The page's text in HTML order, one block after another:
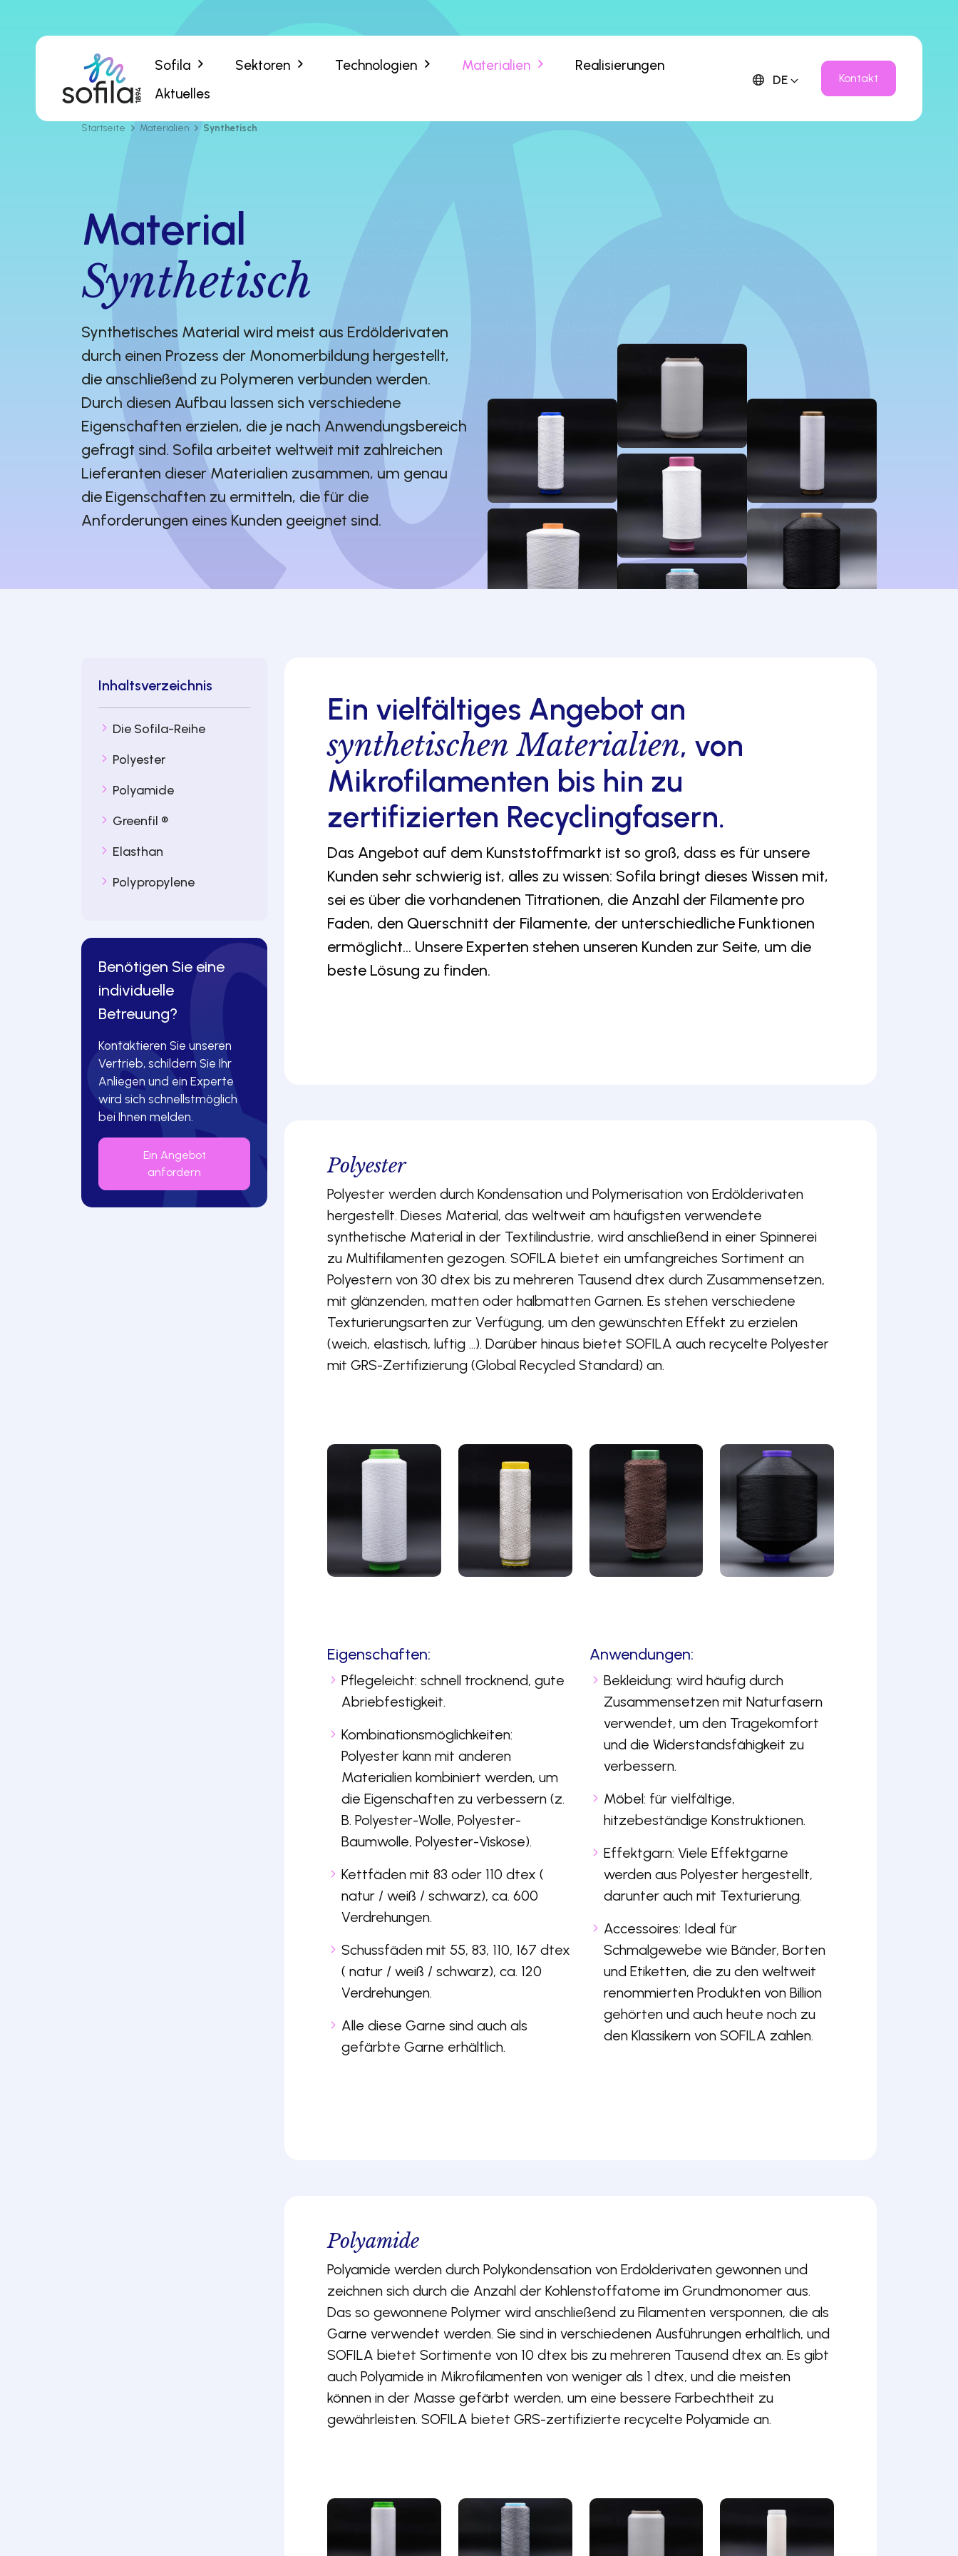
Sofila Sektoren Technologien Materialien
Realisierungen
Aktuelles
DE Kontakt
Startseite Materialien Synthetisch
Material
Synthetisch
Synthetisches Material wird meist aus Erdölderivaten
durch einen Prozess der Monomerbildung hergestellt,
die anschließend zu Polymeren verbunden werden.
Durch diesen Aufbau lassen sich verschiedene
Eigenschaften erzielen, die je nach Anwendungsbereich
gefragt sind. Sofila arbeitet weltweit mit zahlreichen
Lieferanten dieser Materialien zusammen, um genau
die Eigenschaften zu ermitteln, die für die
Anforderungen eines Kunden geeignet sind.
Inhaltsverzeichnis
Die Sofila-Reihe
Polyester
Polyamide
Greenfil ®
Elasthan
Polypropylene
Benötigen Sie eine
individuelle
Betreuung?
Kontaktieren Sie unseren
Vertrieb, schildern Sie Ihr
Anliegen und ein Experte
wird sich schnellstmöglich
bei Ihnen melden.
Ein Angebot
anfordern
Ein vielfältiges Angebot an
synthetischen Materialien, von
Mikrofilamenten bis hin zu
zertifizierten Recyclingfasern.
Das Angebot auf dem Kunststoffmarkt ist so groß, dass es für unsere
Kunden sehr schwierig ist, alles zu wissen: Sofila bringt dieses Wissen mit,
sei es über die vorhandenen Titrationen, die Anzahl der Filamente pro
Faden, den Querschnitt der Filamente, der unterschiedliche Funktionen
ermöglicht… Unsere Experten stehen unseren Kunden zur Seite, um die
beste Lösung zu finden.
Polyester
Polyester werden durch Kondensation und Polymerisation von Erdölderivaten
hergestellt. Dieses Material, das weltweit am häufigsten verwendete
synthetische Material in der Textilindustrie, wird anschließend in einer Spinnerei
zu Multifilamenten gezogen. SOFILA bietet ein umfangreiches Sortiment an
Polyestern von 30 dtex bis zu mehreren Tausend dtex durch Zusammensetzen,
mit glänzenden, matten oder halbmatten Garnen. Es stehen verschiedene
Texturierungsarten zur Verfügung, um den gewünschten Effekt zu erzielen
(weich, elastisch, luftig …). Darüber hinaus bietet SOFILA auch recycelte Polyester
mit GRS-Zertifizierung (Global Recycled Standard) an.
Eigenschaften:
Pflegeleicht: schnell trocknend, gute
Abriebfestigkeit.
Kombinationsmöglichkeiten:
Polyester kann mit anderen
Materialien kombiniert werden, um
die Eigenschaften zu verbessern (z.
B. Polyester-Wolle, Polyester-
Baumwolle, Polyester-Viskose).
Kettfäden mit 83 oder 110 dtex (
natur / weiß / schwarz), ca. 600
Verdrehungen.
Schussfäden mit 55, 83, 110, 167 dtex
( natur / weiß / schwarz), ca. 120
Verdrehungen.
Alle diese Garne sind auch als
gefärbte Garne erhältlich.
Anwendungen:
Bekleidung: wird häufig durch
Zusammensetzen mit Naturfasern
verwendet, um den Tragekomfort
und die Widerstandsfähigkeit zu
verbessern.
Möbel: für vielfältige,
hitzebeständige Konstruktionen.
Effektgarn: Viele Effektgarne
werden aus Polyester hergestellt,
darunter auch mit Texturierung.
Accessoires: Ideal für
Schmalgewebe wie Bänder, Borten
und Etiketten, die zu den weltweit
renommierten Produkten von Billion
gehörten und auch heute noch zu
den Klassikern von SOFILA zählen.
Polyamide
Polyamide werden durch Polykondensation von Erdölderivaten gewonnen und
zeichnen sich durch die Anzahl der Kohlenstoffatome im Grundmonomer aus.
Das so gewonnene Polymer wird anschließend zu Filamenten versponnen, die als
Garne verwendet werden. Sie sind in verschiedenen Ausführungen erhältlich, und
SOFILA bietet Sortimente von 10 dtex bis zu mehreren Tausend dtex an. Es gibt
auch Polyamide in Mikrofilamenten von weniger als 1 dtex, und die meisten
können in der Masse gefärbt werden, um eine bessere Farbechtheit zu
gewährleisten. SOFILA bietet GRS-zertifizierte recycelte Polyamide an.